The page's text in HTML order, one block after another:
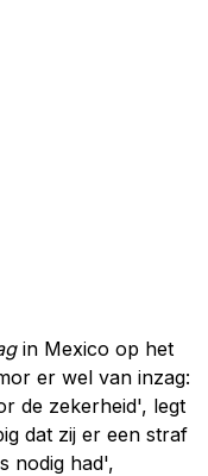
in Mexico op het
er wel van inzag:
de zekerheid', legt
dat zij er een straf
nodig had',